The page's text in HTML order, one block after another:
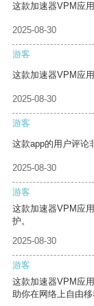
这款加速器VPM应
2025-08-30
游客
这款加速器VPM应
2025-08-30
游客
这款app的用户评论
2025-08-30
游客
这款加速器VPM应
护。
2025-08-30
游客
这款加速器VPM应
助你在网络上自由移